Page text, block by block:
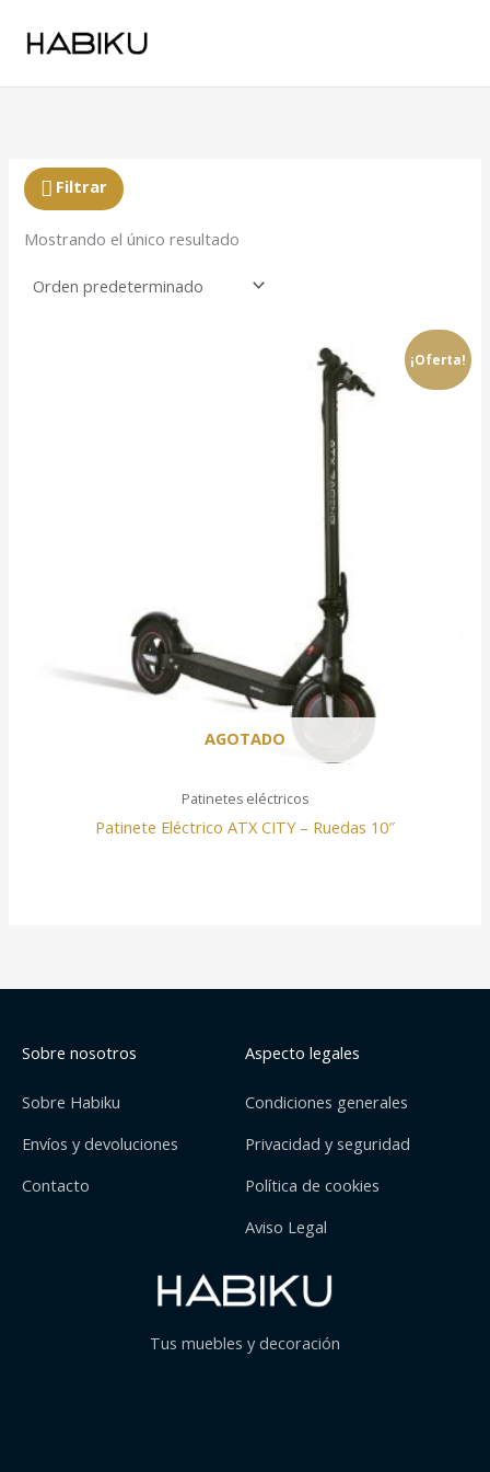
contenido
Filtrar
Mostrando el único resultado
¡Oferta!
AGOTADO
Patinetes eléctricos
Patinete Eléctrico ATX CITY – Ruedas 10″
Sobre nosotros
Sobre Habiku
Envíos y devoluciones
Contacto
Aspecto legales
Condiciones generales
Privacidad y seguridad
Política de cookies
Aviso Legal
Tus muebles y decoración